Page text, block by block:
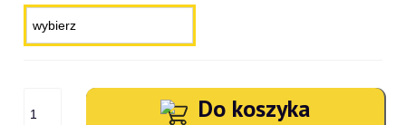
Do koszyka